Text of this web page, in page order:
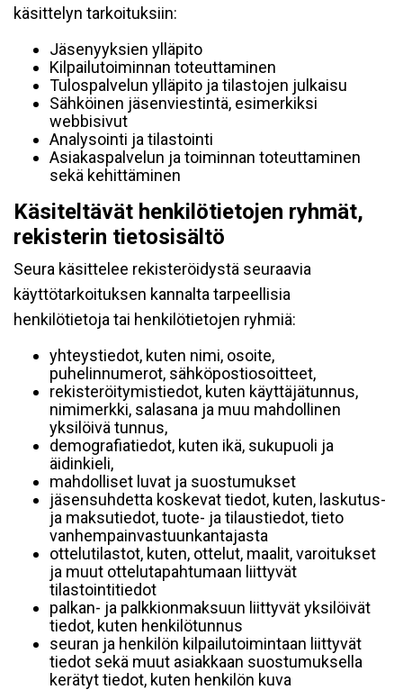
käsittelyn tarkoituksiin:
Jäsenyyksien ylläpito
Kilpailutoiminnan toteuttaminen
Tulospalvelun ylläpito ja tilastojen julkaisu
Sähköinen jäsenviestintä, esimerkiksi
webbisivut
Analysointi ja tilastointi
Asiakaspalvelun ja toiminnan toteuttaminen
sekä kehittäminen
Käsiteltävät henkilötietojen ryhmät,
rekisterin tietosisältö
Seura käsittelee rekisteröidystä seuraavia
käyttötarkoituksen kannalta tarpeellisia
henkilötietoja tai henkilötietojen ryhmiä:
yhteystiedot, kuten nimi, osoite,
puhelinnumerot, sähköpostiosoitteet,
rekisteröitymistiedot, kuten käyttäjätunnus,
nimimerkki, salasana ja muu mahdollinen
yksilöivä tunnus,
demografiatiedot, kuten ikä, sukupuoli ja
äidinkieli,
mahdolliset luvat ja suostumukset
jäsensuhdetta koskevat tiedot, kuten, laskutus-
ja maksutiedot, tuote- ja tilaustiedot, tieto
vanhempainvastuunkantajasta
ottelutilastot, kuten, ottelut, maalit, varoitukset
ja muut ottelutapahtumaan liittyvät
tilastointitiedot
palkan- ja palkkionmaksuun liittyvät yksilöivät
tiedot, kuten henkilötunnus
seuran ja henkilön kilpailutoimintaan liittyvät
tiedot sekä muut asiakkaan suostumuksella
kerätyt tiedot, kuten henkilön kuva